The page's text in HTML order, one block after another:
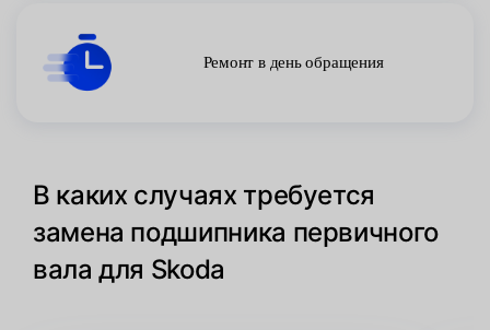
Ремонт в день обращения
В каких случаях требуется
замена подшипника первичного
вала для Skoda